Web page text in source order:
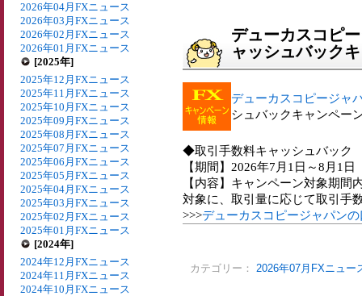
2026年04月FXニュース
2026年03月FXニュース
2026年02月FXニュース
2026年01月FXニュース
[2025年]
2025年12月FXニュース
2025年11月FXニュース
2025年10月FXニュース
2025年09月FXニュース
2025年08月FXニュース
2025年07月FXニュース
2025年06月FXニュース
2025年05月FXニュース
2025年04月FXニュース
2025年03月FXニュース
2025年02月FXニュース
2025年01月FXニュース
[2024年]
2024年12月FXニュース
2024年11月FXニュース
2024年10月FXニュース
デューカスコピ
ャッシュバック
デューカスコピージャ
シュバックキャンペー
◆取引手数料キャッシュバック
【期間】2026年7月1日～8月1日
【内容】キャンペーン対象期間
対象に、取引量に応じて取引手
>>>デューカスコピージャパン
カテゴリー： 2026年07月FXニュー